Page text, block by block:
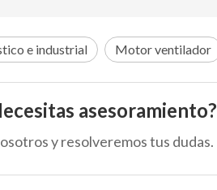
e industrial Motor ventilador
asesoramiento?
y resolveremos tus dudas.